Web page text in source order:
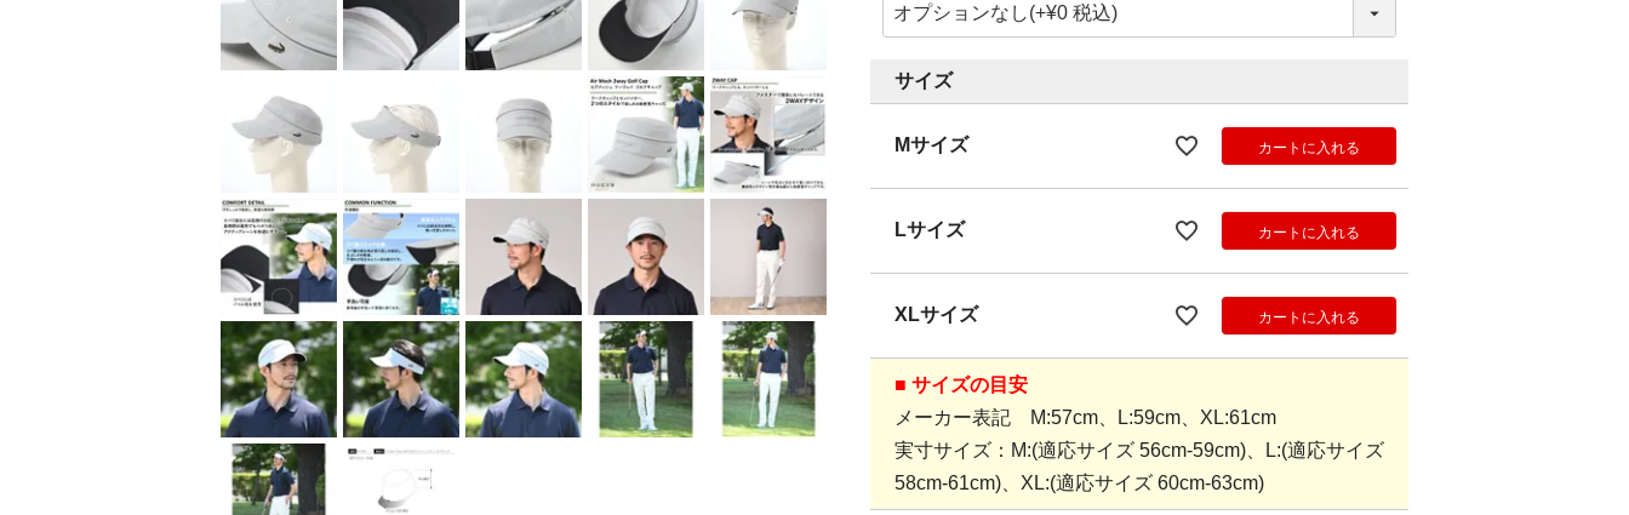
サイズ
Mサイズ カートに入れる
Lサイズ カートに入れる
XLサイズ カートに入れる
■ サイズの目安
メーカー表記 M:57cm、L:59cm、XL:61cm
実寸サイズ：M:(適応サイズ 56cm-59cm)、L:(適応サイズ
58cm-61cm)、XL:(適応サイズ 60cm-63cm)